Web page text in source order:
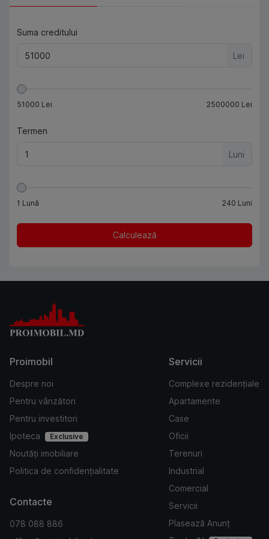
Suma creditului
Lei
51000 Lei 2500000 Lei
Termen
Luni
1 Lună 240 Luni
Calculează
Proimobil
Despre noi
Pentru vânzători
Pentru investitori
Ipoteca
Exclusive
Noutăți imobiliare
Politica de confidențialitate
Servicii
Complexe rezidențiale
Apartamente
Case
Oficii
Terenuri
Industrial
Comercial
Servicii
Plasează Anunț
Contacte
078 088 886